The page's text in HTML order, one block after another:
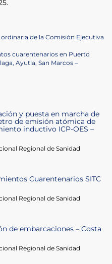
de la Comisión Ejecutiva
cuarentenarios en Puerto
Ayutla, San Marcos –
y puesta en marcha de
de emisión atómica de
inductivo ICP-OES –
Regional de Sanidad
Cuarentenarios SITC
Regional de Sanidad
de embarcaciones – Costa
Regional de Sanidad